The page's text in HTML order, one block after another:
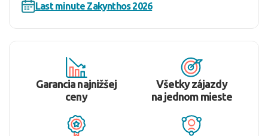
Last minute Zakynthos 2026
Garancia najnižšej
ceny
Všetky zájazdy
na jednom mieste